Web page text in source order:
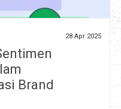
28 Apr 2025
Brand